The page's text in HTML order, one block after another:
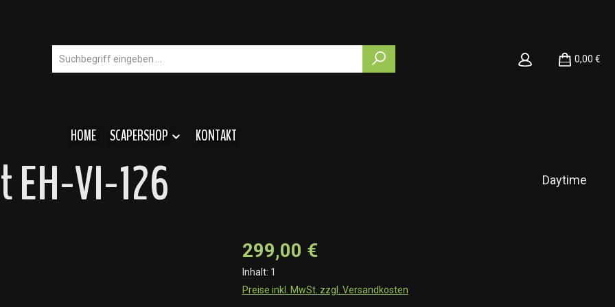
0,00 €
HOME SCAPERSHOP KONTAKT
VI-126 Daytime
299,00 €
Inhalt: 1
Preise inkl. MwSt. zzgl. Versandkosten